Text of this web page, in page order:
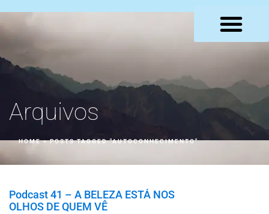
Arquivos
HOME»POSTS TAGGED "AUTOCONHECIMENTO"
Podcast 41 – A BELEZA ESTÁ NOS
OLHOS DE QUEM VÊ